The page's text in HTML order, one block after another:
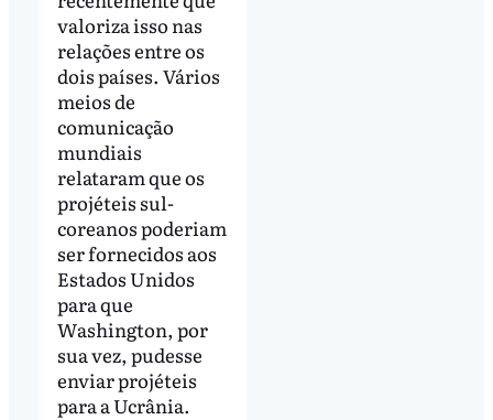
valoriza isso nas
relações entre os
dois países. Vários
meios de
comunicação
mundiais
relataram que os
projéteis sul-
coreanos poderiam
ser fornecidos aos
Estados Unidos
para que
Washington, por
sua vez, pudesse
enviar projéteis
para a Ucrânia.